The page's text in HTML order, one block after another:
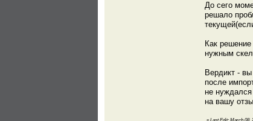
До сего
решало
Как
нужным
Вердикт -
после
не нуждался
на вашу
« Last Edit: March 08,